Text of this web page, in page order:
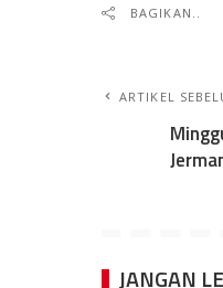
BAGIKAN..
ARTIKEL
JANGAN